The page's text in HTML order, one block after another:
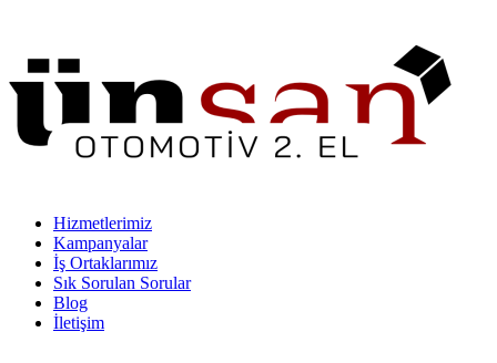
Hizmetlerimiz
Kampanyalar
İş Ortaklarımız
Sık Sorulan Sorular
Blog
İletişim